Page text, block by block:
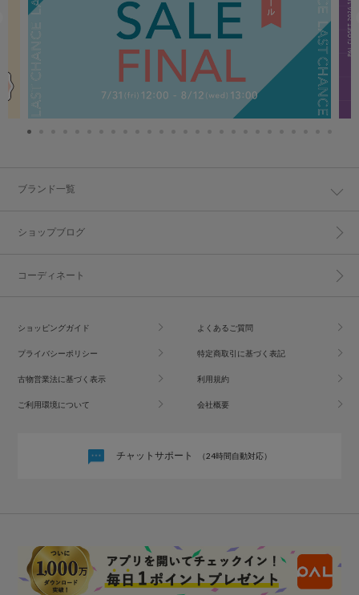
ブランド一覧
ショップブログ
コーディネート
ショッピングガイド よくあるご質問
プライバシーポリシー 特定商取引に基づく表記
古物営業法に基づく表示 利用規約
ご利用環境について 会社概要
チャットサポート （24時間自動対応）